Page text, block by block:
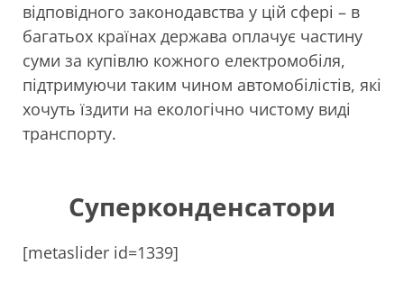
відповідного законодавства у цій сфері – в
багатьох країнах держава оплачує частину
суми за купівлю кожного електромобіля,
підтримуючи таким чином автомобілістів, які
хочуть їздити на екологічно чистому виді
транспорту.
Суперконденсатори
[metaslider id=1339]